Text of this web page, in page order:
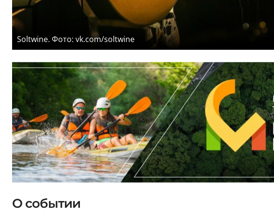
Soltwine. Фото: vk.com/soltwine
О событии